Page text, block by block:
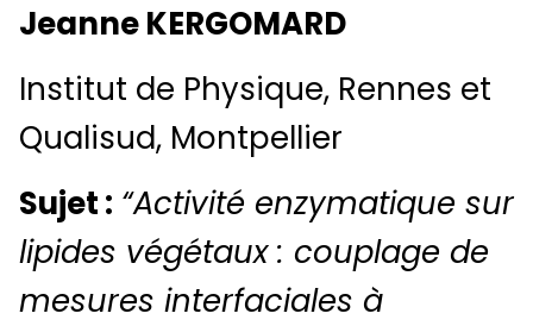
Jeanne KERGOMARD
Institut de Physique, Rennes et
Qualisud, Montpellier
Sujet : “Activité enzymatique sur
lipides végétaux : couplage de
mesures interfaciales à